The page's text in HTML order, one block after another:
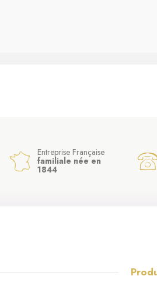
Entreprise Française
familiale née en
1844